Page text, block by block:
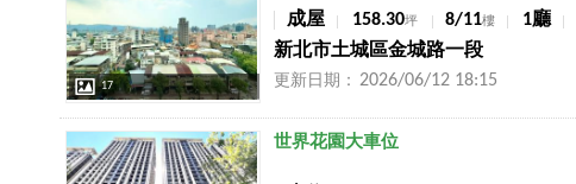
17
成屋 158.30坪 8/11樓
1廳
新北市土城區金城路一段
更新日期： 2026/06/12 18:15
店長推薦 世界花園大車位